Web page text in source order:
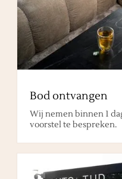
Bod ontvangen
Wij nemen binnen 1
voorstel te bespreken.